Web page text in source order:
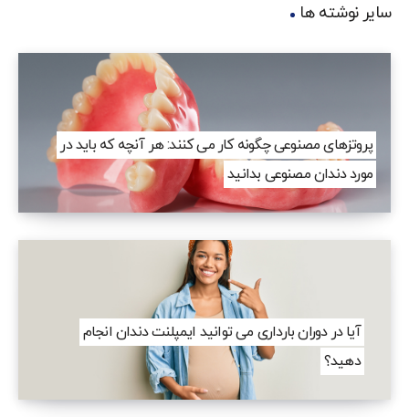
سایر نوشته ها
پروتزهای مصنوعی چگونه کار می کنند: هر آنچه که باید در
مورد دندان مصنوعی بدانید
آیا در دوران بارداری می توانید ایمپلنت دندان انجام
دهید؟